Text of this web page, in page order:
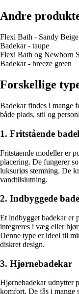
Andre
Flexi Bath - Sandy Beige
Badekar - taupe
Flexi Bath og Newborn
Badekar - breeze green
Forskellige
Badekar findes i mange
både plads, stil og
1. Fritstående
Fritstående modeller er
placering. De fungerer
luksuriøs stemning. De
vandtilslutning.
2. Indbyggede
Et indbygget badekar er
integreres i væg eller
Denne type er ideel til
diskret design.
3. Hjørnebadekar
Hjørnebadekar udnytter
komfort. De fås i mange